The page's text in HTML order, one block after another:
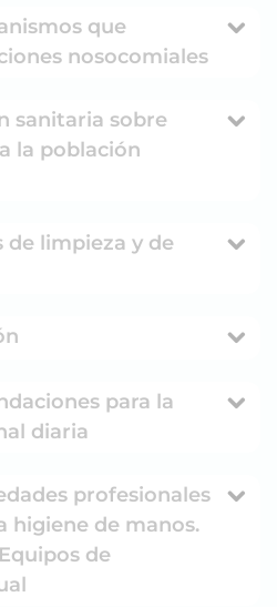
que
nosocomiales
sanitaria sobre
la población
de limpieza y de
para la
diaria
profesionales
higiene de manos.
de